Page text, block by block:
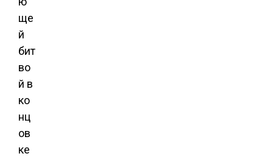
ще
й
бит
во
й в
ко
нц
ов
ке